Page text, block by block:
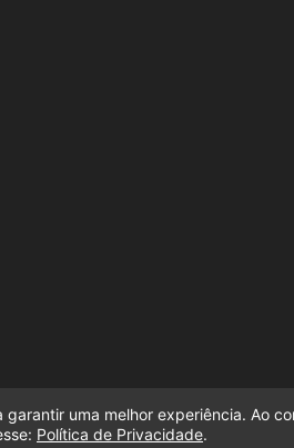
garantir uma melhor experiência. Ao
Política de Privacidade.